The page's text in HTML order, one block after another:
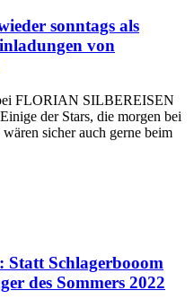
sonntags als
von
FLORIAN SILBEREISEN
der Stars, die morgen bei
sicher auch gerne beim
Schlagerbooom
des Sommers 2022